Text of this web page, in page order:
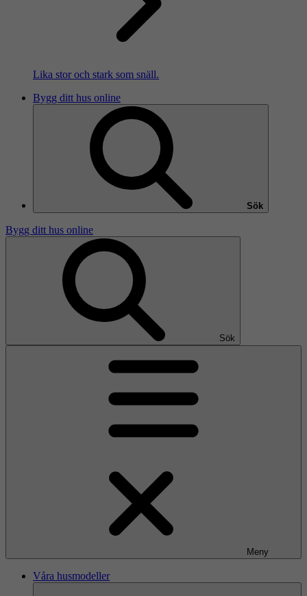
Lika stor och stark som snäll.
Bygg ditt hus online
Sök
Bygg ditt hus online
Sök
Meny
Våra husmodeller